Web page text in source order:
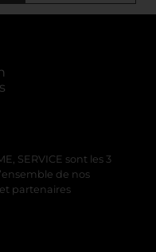
SERVICE sont les 3
de nos
partenaires